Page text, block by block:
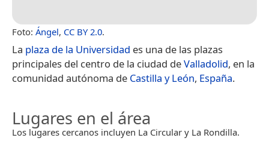
Foto: Ángel, CC BY 2.0.
La plaza de la Universidad es una de las plazas
principales del centro de la ciudad deValladolid, en la
comunidad autónoma de Castilla y León, España.
Lugares en el área
Los lugares cercanos incluyen La Circular y La Rondilla.